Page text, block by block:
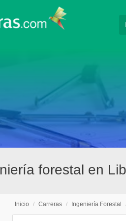
forestal en
Inicio / Carreras / Ingeniería Forestal